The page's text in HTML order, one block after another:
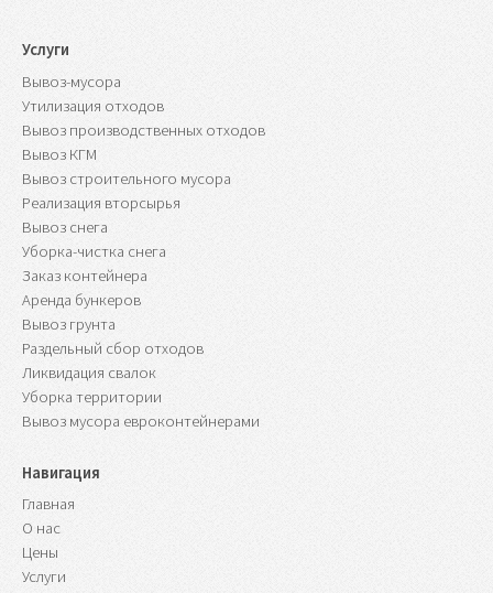
Услуги
Вывоз-мусора
Утилизация отходов
Вывоз производственных отходов
Вывоз КГМ
Вывоз строительного мусора
Реализация вторсырья
Вывоз снега
Уборка-чистка снега
Заказ контейнера
Аренда бункеров
Вывоз грунта
Раздельный сбор отходов
Ликвидация свалок
Уборка территории
Вывоз мусора евроконтейнерами
Навигация
Главная
О нас
Цены
Услуги